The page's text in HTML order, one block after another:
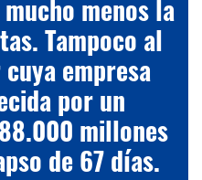
menos la
Tampoco al
empresa
por un
millones
de 67 días.